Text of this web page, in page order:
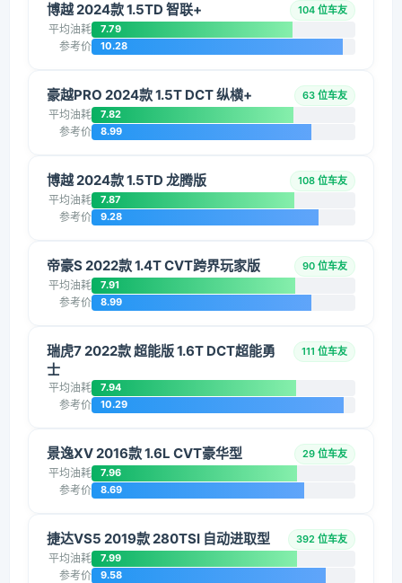
博越 2024款 1.5TD 智联+ 104 位车友
平均油耗 7.79
参考价 10.28
豪越PRO 2024款 1.5T DCT 纵横+ 63 位车友
平均油耗 7.82
参考价 8.99
博越 2024款 1.5TD 龙腾版 108 位车友
平均油耗 7.87
参考价 9.28
帝豪S 2022款 1.4T CVT跨界玩家版 90 位车友
平均油耗 7.91
参考价 8.99
瑞虎7 2022款 超能版 1.6T DCT超能勇
士
111 位车友
平均油耗 7.94
参考价 10.29
景逸XV 2016款 1.6L CVT豪华型 29 位车友
平均油耗 7.96
参考价 8.69
捷达VS5 2019款 280TSI 自动进取型 392 位车友
平均油耗 7.99
参考价 9.58